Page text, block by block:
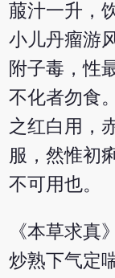
菔汁一升，
小儿丹瘤游
附子毒，性
不化者勿食
之红白用，
服，然惟初
不可用也。
《本草求真
炒熟下气定